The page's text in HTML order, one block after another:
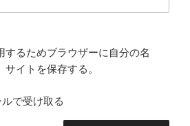
するためブラウザーに自分の名
イトを保存する。
で受け取る